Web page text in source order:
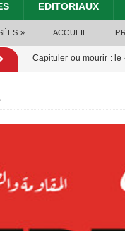
EDITORIAUX
» ACCUEIL
Capituler ou mourir : le
Alors que Trump
tueries[ 4 août 2026 ]
Gaza : les Israéliens
crise sanitaire déjà